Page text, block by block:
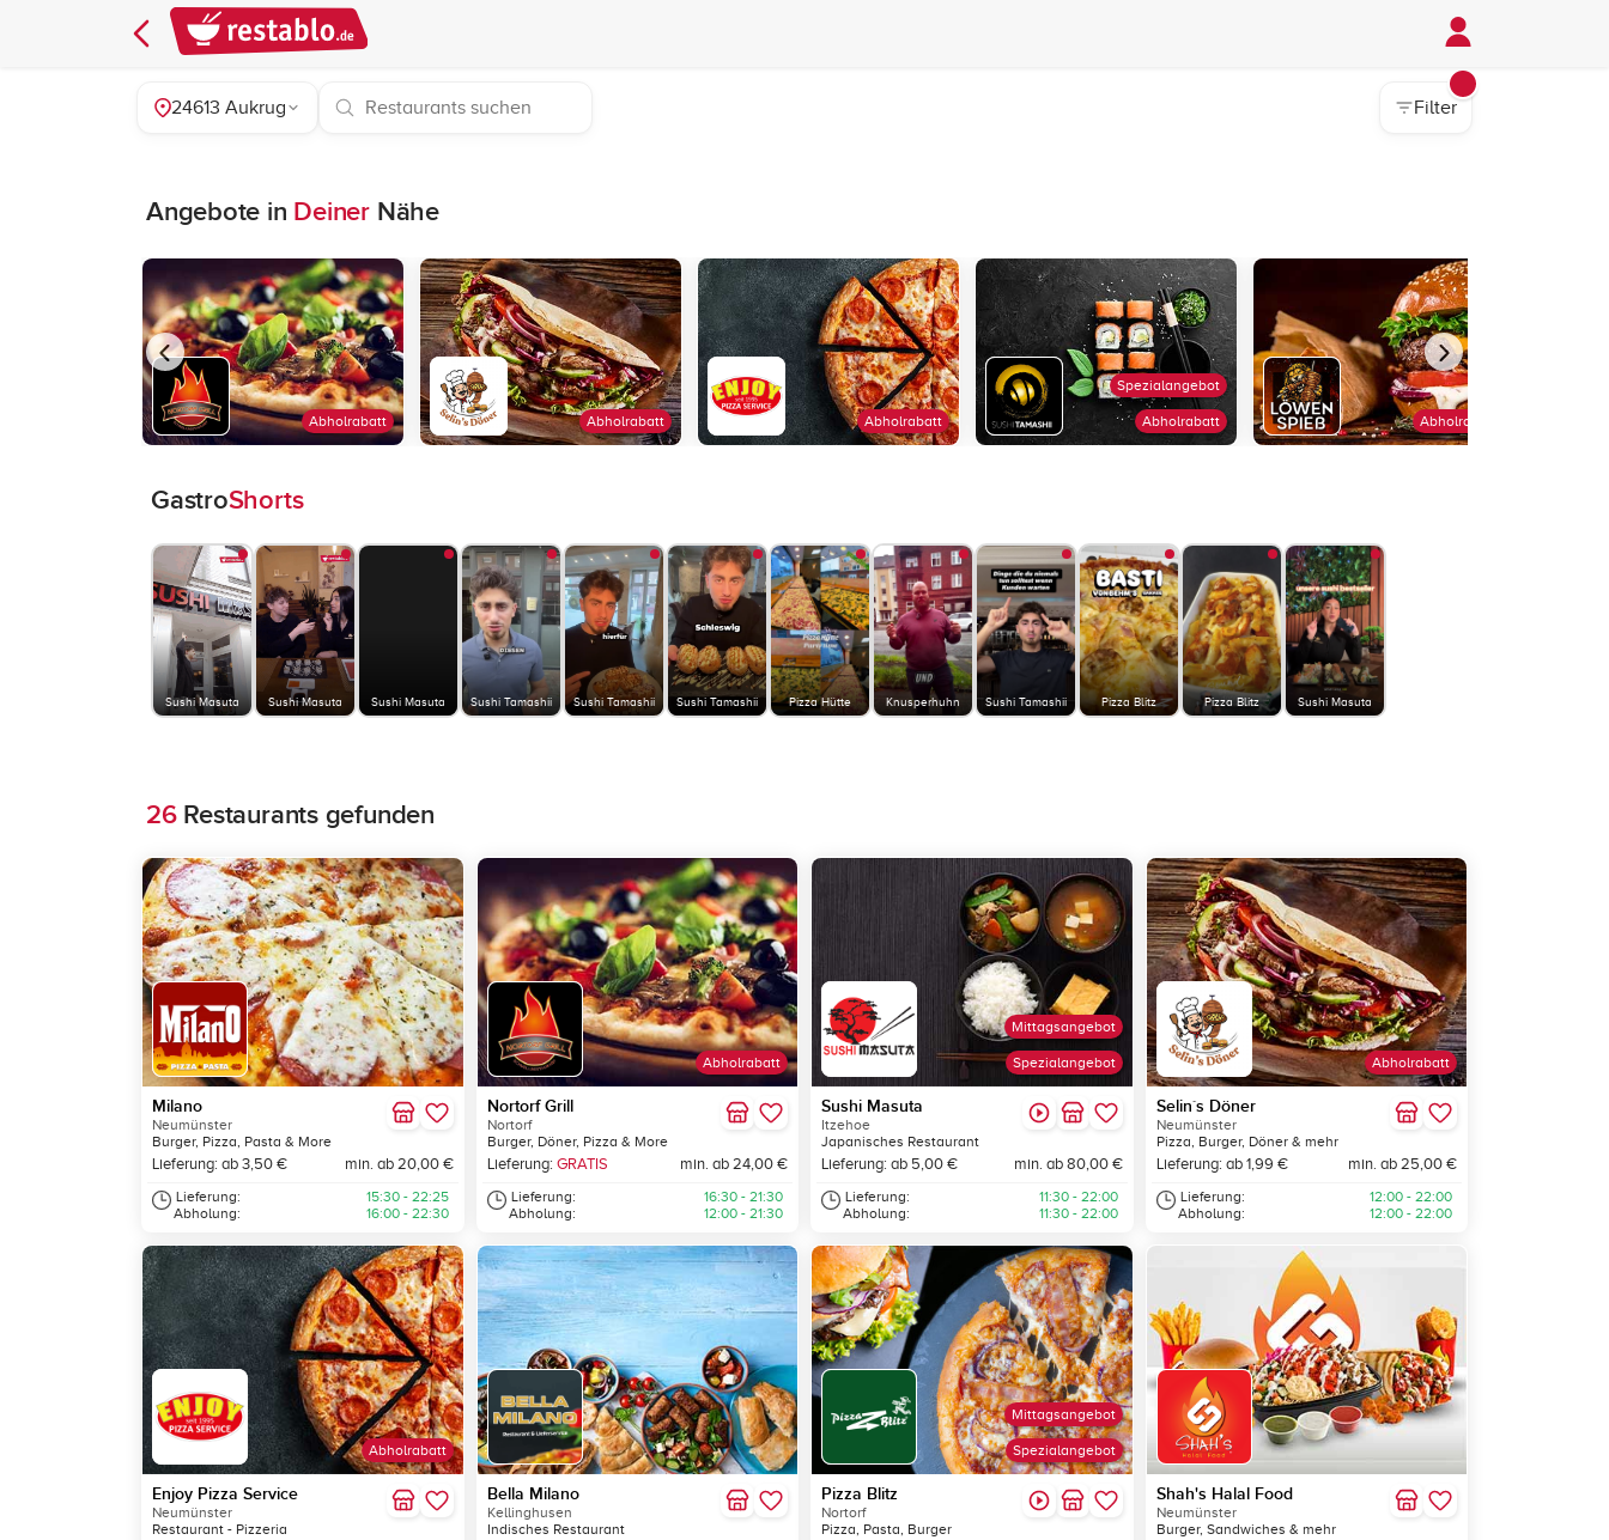
24613 Aukrug Filter
Angebote in Deiner Nähe
Abholrabatt Abholrabatt Abholrabatt Abholrabatt
Spezialangebot
Abholrabatt
GastroShorts
Sushi Masuta Sushi Masuta Sushi Masuta Sushi Tamashii Sushi Tamashii Sushi Tamashii Pizza Hütte Knusperhuhn Sushi Tamashii Pizza Blitz Pizza Blitz Sushi Masuta
26Restaurants gefunden
Milano
Neumünster
Burger, Pizza, Pasta & More
Lieferung: ab 3,50 € min. ab 20,00 €
Lieferung:
Abholung:
15:30 - 22:25
16:00 - 22:30
Abholrabatt
Nortorf Grill
Nortorf
Burger, Döner, Pizza & More
Lieferung: GRATIS min. ab 24,00 €
Lieferung:
Abholung:
16:30 - 21:30
12:00 - 21:30
Spezialangebot
Mittagsangebot
Sushi Masuta
Itzehoe
Japanisches Restaurant
Lieferung: ab 5,00 € min. ab 80,00 €
Lieferung:
Abholung:
11:30 - 22:00
11:30 - 22:00
Abholrabatt
Selin´s Döner
Neumünster
Pizza, Burger, Döner & mehr
Lieferung: ab 1,99 € min. ab 25,00 €
Lieferung:
Abholung:
12:00 - 22:00
12:00 - 22:00
Abholrabatt
Enjoy Pizza Service
Neumünster
Restaurant - Pizzeria
Bella Milano
Kellinghusen
Indisches Restaurant
Spezialangebot
Mittagsangebot
Pizza Blitz
Nortorf
Pizza, Pasta, Burger
Shah's Halal Food
Neumünster
Burger, Sandwiches & mehr